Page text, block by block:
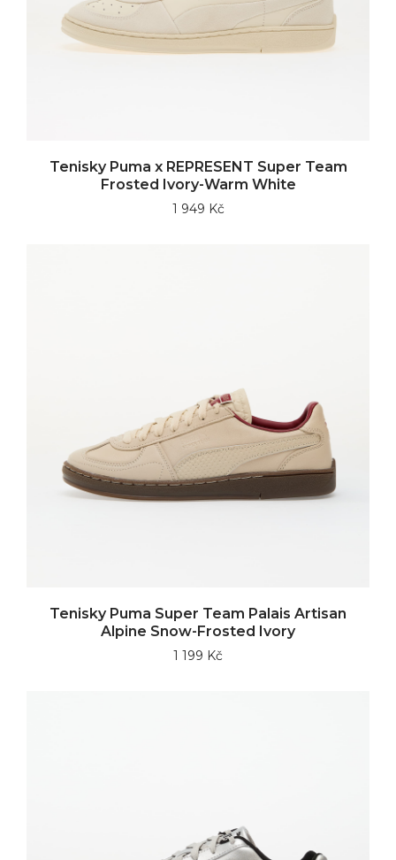
Tenisky Puma x REPRESENT Super Team
Frosted Ivory-Warm White
1 949 Kč
Tenisky Puma Super Team Palais Artisan
Alpine Snow-Frosted Ivory
1 199 Kč